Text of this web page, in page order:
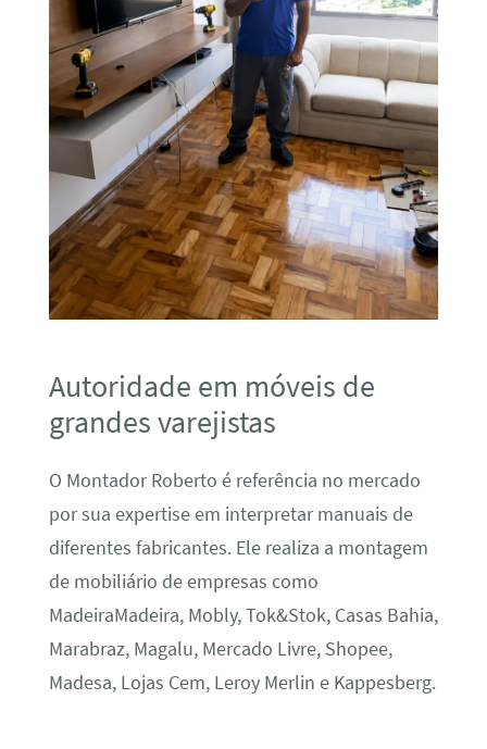
Autoridade em móveis de
grandes varejistas
O Montador Roberto é referência no mercado
por sua expertise em interpretar manuais de
diferentes fabricantes. Ele realiza a montagem
de mobiliário de empresas como
MadeiraMadeira, Mobly, Tok&Stok, Casas Bahia,
Marabraz, Magalu, Mercado Livre, Shopee,
Madesa, Lojas Cem, Leroy Merlin e Kappesberg.